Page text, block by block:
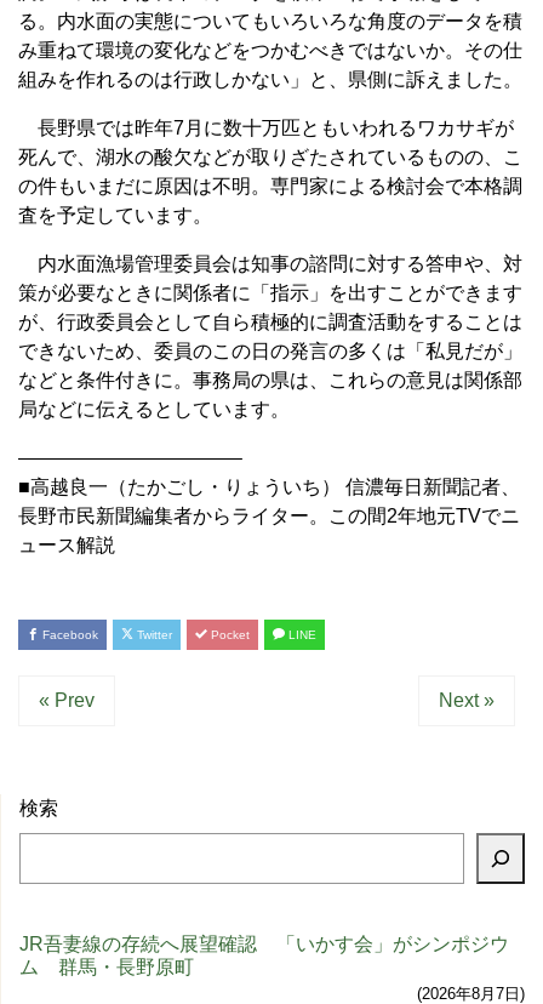
る。内水面の実態についてもいろいろな角度のデータを積
み重ねて環境の変化などをつかむべきではないか。その仕
組みを作れるのは行政しかない」と、県側に訴えました。
長野県では昨年7月に数十万匹ともいわれるワカサギが
死んで、湖水の酸欠などが取りざたされているものの、こ
の件もいまだに原因は不明。専門家による検討会で本格調
査を予定しています。
内水面漁場管理委員会は知事の諮問に対する答申や、対
策が必要なときに関係者に「指示」を出すことができます
が、行政委員会として自ら積極的に調査活動をすることは
できないため、委員のこの日の発言の多くは「私見だが」
などと条件付きに。事務局の県は、これらの意見は関係部
局などに伝えるとしています。
———————————–
■高越良一（たかごし・りょういち） 信濃毎日新聞記者、
長野市民新聞編集者からライター。この間2年地元TVでニ
ュース解説
Facebook Twitter Pocket LINE
« Prev Next »
検索
JR吾妻線の存続へ展望確認 「いかす会」がシンポジウ
ム 群馬・長野原町
2026年8月7日